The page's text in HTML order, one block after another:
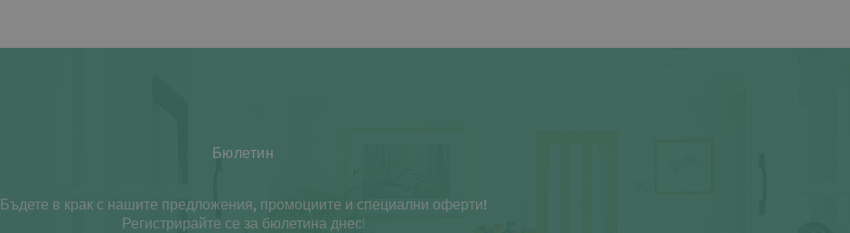
Бюлетин
Бъдете в крак с нашите предложения, промоциите и специални оферти!
Регистрирайте се за бюлетина днес!